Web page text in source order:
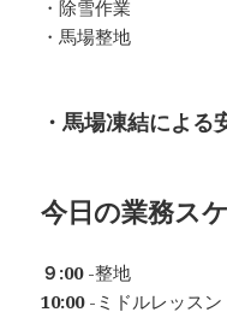
・除雪作業
・馬場整地
・馬場凍結による
今日の業務ス
９:00-整地
10:00-ミドルレッスン